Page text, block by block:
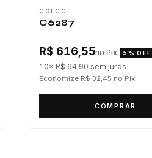
COLCCI
C6287
R$ 616,55no Pix 5% OFF
10× R$ 64,90 sem juros
Economize R$ 32,45 no Pix
COMPRAR